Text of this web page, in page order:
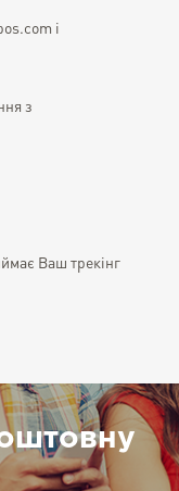
і
з
Ваш трекінг